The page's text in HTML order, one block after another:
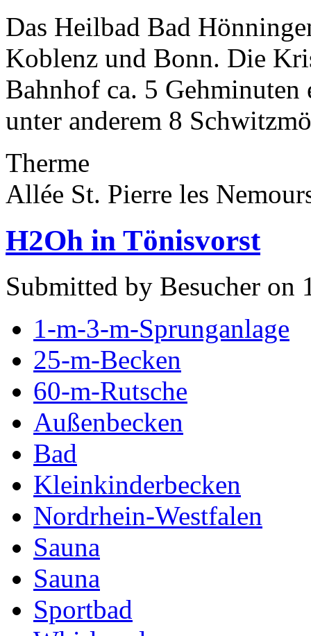
Das Heilbad Bad
Koblenz und Bonn. Die
Bahnhof ca. 5
unter anderem 8
Therme
Allée St. Pierre les
H2Oh in Tönisvorst
Submitted by Besucher on
1-m-3-m-Sprunganlage
25-m-Becken
60-m-Rutsche
Außenbecken
Bad
Kleinkinderbecken
Nordrhein-Westfalen
Sauna
Sauna
Sportbad